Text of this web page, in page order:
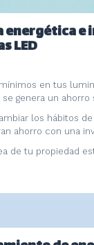
energética
LED
en tus
genera un ahorro
los hábitos
ahorro con una
de tu propiedad